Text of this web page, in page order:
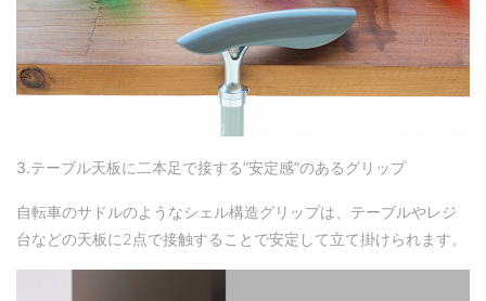
3.テーブル天板に二本足で接する”安定感”のあるグリップ
自転車のサドルのようなシェル構造グリップは、テーブルやレジ
台などの天板に2点で接触することで安定して立て掛けられます。